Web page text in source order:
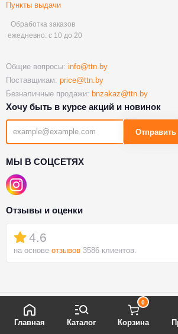
Главная Каталог
0
Корзина
Пункты выдачи
Обработка заказов
ежедневно: с 10 до 20
Общие вопросы: info@ttn.by
Поставщикам: price@ttn.by
Безналичные продажи: bnzakaz@ttn.by
Хочу быть в курсе акций и новинок
Отправить
МЫ В СОЦСЕТЯХ
Отзывы и оценки
4.6
на основе отзывов 3586 клиентов.
© 2026 «TTN.by™»